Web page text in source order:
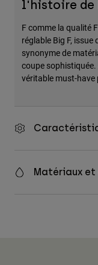
Accessoires
Tous les
Sacs et sacs à dos
Chapeaux et
l'histoire de
F comme la qualité
réglable Big F, issue
synonyme de
coupe sophistiquée.
véritable must-have
Matériaux